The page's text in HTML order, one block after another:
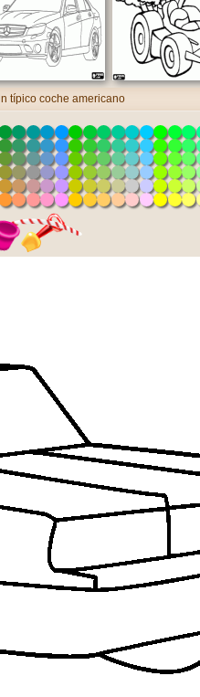
típico coche americano